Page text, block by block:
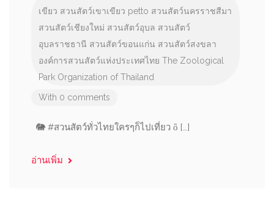
เขียว สวนสัตว์เขาเขียว petto สวนสัตว์นครราชสีมา
สวนสัตว์เชียงใหม่ สวนสัตว์อุบล สวนสัตว์
อุบลราชธานี สวนสัตว์ขอนแก่น สวนสัตว์สงขลา
องค์การสวนสัตว์แห่งประเทศไทย The Zoological
Park Organization of Thailand
With 0 comments
🐘 #สวนสัตว์ทั่วไทยใครๆก็ไปเที่ยว ὂ […]
อ่านเพิ่ม